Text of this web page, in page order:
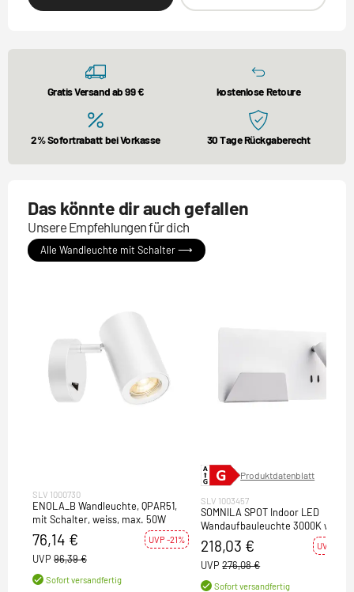
Gratis Versand ab 99 € kostenlose Retoure
2% Sofortrabatt bei Vorkasse 30 Tage Rückgaberecht
Das könnte dir auch gefallen
Unsere Empfehlungen für dich
Alle Wandleuchte mit Schalter ⟶
SLV 1000730
ENOLA_B Wandleuchte, QPAR51,
mit Schalter, weiss, max. 50W
76,14 € UVP -21%
UVP 96,39 €
Sofort versandfertig
Produktdatenblatt
SLV 1003457
SOMNILA SPOT Indoor LED
Wandaufbauleuchte 3000K weiß
Version links inkl. USB Anschluss
218,03 € UVP -21%
UVP 276,08 €
Sofort versandfertig